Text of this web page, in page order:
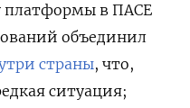
платформы в ПАСЕ
объединил
страны, что,
ситуация;